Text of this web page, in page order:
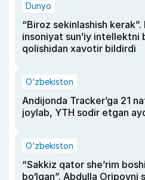
Dunyo
“Biroz sekinlashish
insoniyat sun’iy intellektni
qolishidan xavotir bildirdi
O‘zbekiston
Andijonda Tracker’ga 21
joylab, YTH sodir etgan
O‘zbekiston
“Sakkiz qator she’rim
bo‘lgan”. Abdulla